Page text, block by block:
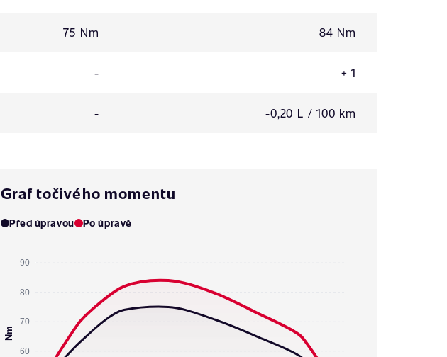
75 Nm 84 Nm
- + 1
- -0,20 L / 100 km
Graf točivého momentu
Před úpravou Po úpravě
90
80
70
60
Nm